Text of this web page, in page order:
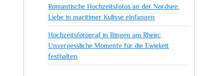
Romantische Hochzeitsfotos an der Nordsee:
Liebe in maritimer Kulisse einfangen
Hochzeitsfotograf in Bingen am Rhein:
Unvergessliche Momente für die Ewigkeit
festhalten